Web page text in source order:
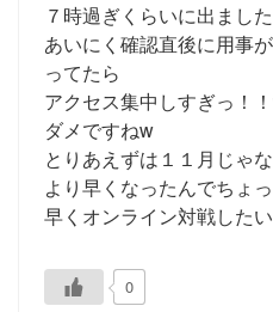
７時過ぎくらいに出まし
あいにく確認直後に用事
ってたら
アクセス集中しすぎっ！
ダメですねw
とりあえずは１１月じゃ
より早くなったんでちょ
早くオンライン対戦した
0